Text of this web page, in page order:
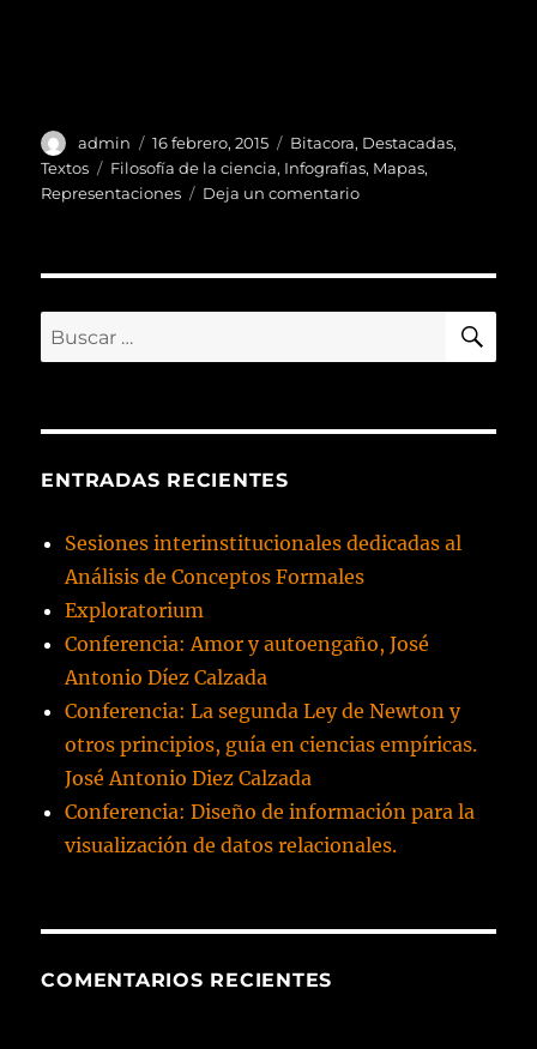
Autor
admin
Publicado
el
16 febrero, 2015 Categorías
Bitacora, Destacadas,
Textos
Etiquetas
Filosofía de la ciencia, Infografías, Mapas,
Representaciones
Deja un comentarioen
individual?
Buscar
por:
ENTRADAS RECIENTES
Sesiones interinstitucionales dedicadas al
Análisis de Conceptos Formales
Exploratorium
Conferencia: Amor y autoengaño, José
Antonio Díez Calzada
Conferencia: La segunda Ley de Newton y
otros principios, guía en ciencias empíricas.
José Antonio Diez Calzada
Conferencia: Diseño de información para la
visualización de datos relacionales.
COMENTARIOS RECIENTES